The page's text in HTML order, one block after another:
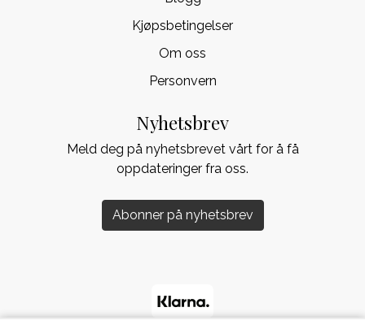
Kjøpsbetingelser
Om oss
Personvern
Nyhetsbrev
Meld deg på nyhetsbrevet vårt for å få
oppdateringer fra oss.
Abonner på nyhetsbrev